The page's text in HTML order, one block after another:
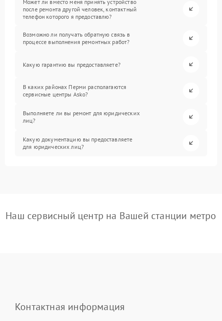
Может ли вместо меня принять устройство
после ремонта другой человек, контактный
телефон которого я предоставлю?
Возможно ли получать обратную связь в
процессе выполнения ремонтных работ?
Какую гарантию вы предоставляете?
В каких районах Перми располагаются
сервисные центры Asko?
Выполняете ли вы ремонт для юридических
лиц?
Какую документацию вы предоставляете
для юридических лиц?
Наш сервисный центр на Вашей станции метро
Контактная информация